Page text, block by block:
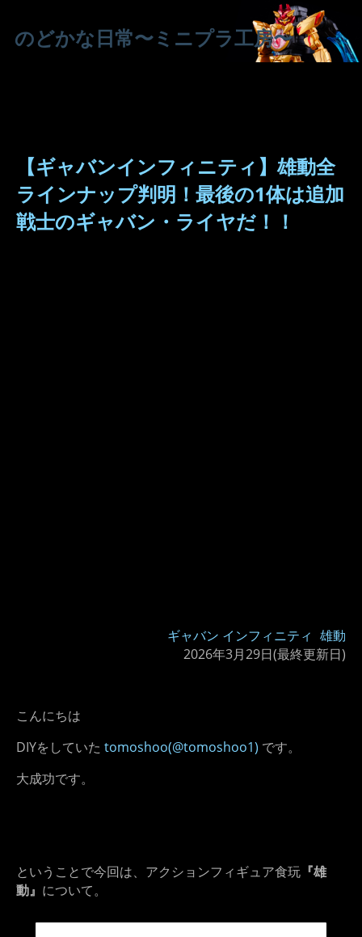
のどかな日常〜ミニプラ工房〜
【ギャバンインフィニティ】雄動全
ラインナップ判明！最後の1体は追加
戦士のギャバン・ライヤだ！！
ギャバン インフィニティ 雄動
2026年3月29日(最終更新日)
こんにちは
DIYをしていた tomoshoo(@tomoshoo1) です。
大成功です。
ということで今回は、アクションフィギュア食玩 『雄
動』 について。